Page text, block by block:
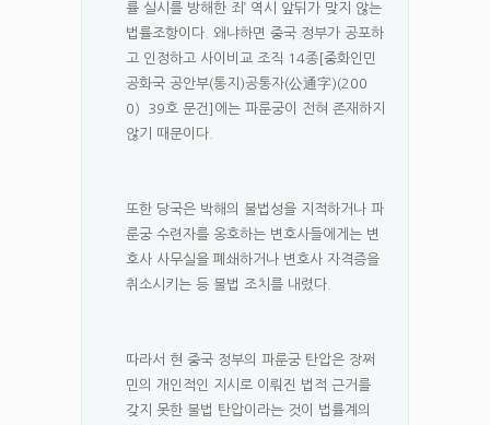
률 실시를 방해한 죄’ 역시 앞뒤가 맞지 않는
법률조항이다. 왜냐하면 중국 정부가 공포하
고 인정하고 사이비교 조직 14종[중화인민
공화국 공안부(통지)공통자(公通字)(200
0）39호 문건]에는 파룬궁이 전혀 존재하지
않기 때문이다.
또한 당국은 박해의 불법성을 지적하거나 파
룬궁 수련자를 옹호하는 변호사들에게는 변
호사 사무실을 폐쇄하거나 변호사 자격증을
취소시키는 등 불법 조치를 내렸다.
따라서 현 중국 정부의 파룬궁 탄압은 장쩌
민의 개인적인 지시로 이뤄진 법적 근거를
갖지 못한 불법 탄압이라는 것이 법률계의